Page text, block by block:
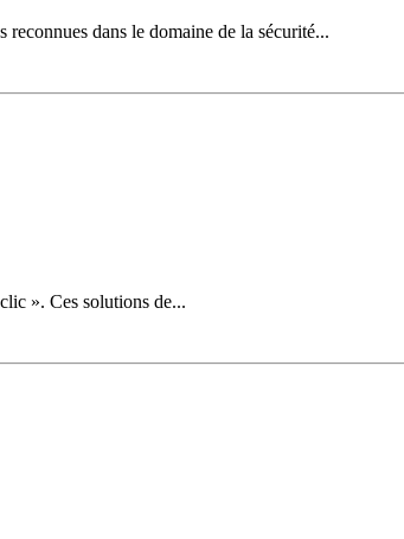
dans le domaine de la sécurité...
». Ces solutions de...